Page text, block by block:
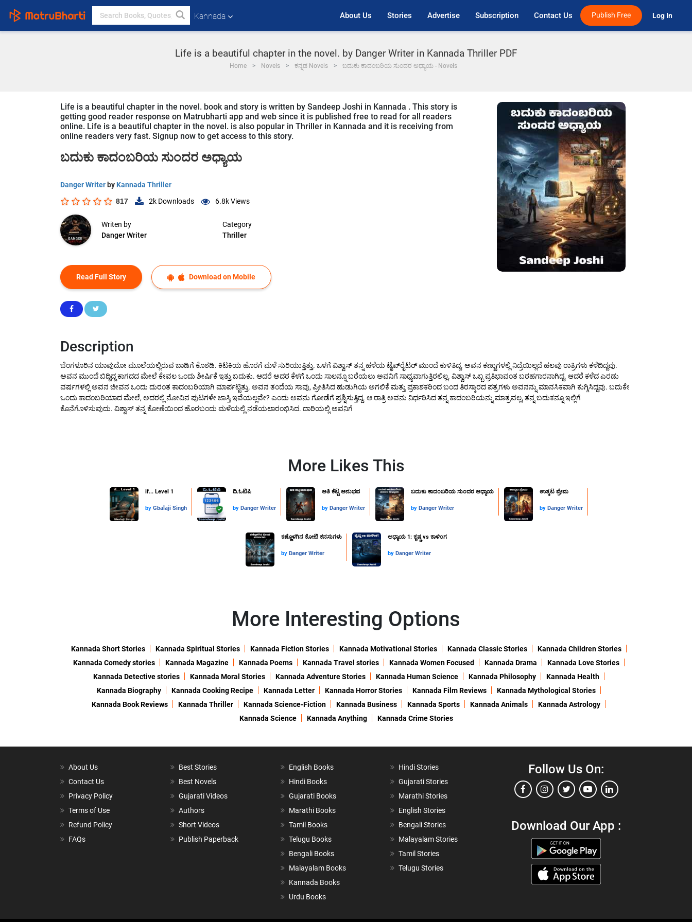
Kannada About Us Stories Advertise Subscription Contact Us Publish Free Log In
Life is a beautiful chapter in the novel. by Danger Writer in Kannada Thriller PDF
Home Novels ಕನ್ನಡ Novels ಬದುಕು ಕಾದಂಬರಿಯ ಸುಂದರ ಅಧ್ಯಾಯ - Novels
Life is a beautiful chapter in the novel. book and story is written by Sandeep Joshi in Kannada . This story is
getting good reader response on Matrubharti app and web since it is published free to read for all readers
online. Life is a beautiful chapter in the novel. is also popular in Thriller in Kannada and it is receiving from
online readers very fast. Signup now to get access to this story.
ಬದುಕು ಕಾದಂಬರಿಯ ಸುಂದರ ಅಧ್ಯಾಯ
Danger Writer by Kannada Thriller
817 2k Downloads 6.8kViews
Writen by
Danger Writer
Category
Thriller
Read Full Story Download on Mobile
Description
ಬೆಂಗಳೂರಿನ ಯಾವುದೋ ಮೂಲೆಯಲ್ಲಿರುವ ಬಾಡಿಗೆ ಕೊಠಡಿ. ಕಿಟಕಿಯ ಹೊರಗೆ ಮಳೆ ಸುರಿಯುತ್ತಿತ್ತು. ಒಳಗೆ ವಿಶ್ವಾಸ್ ತನ್ನ ಹಳೆಯ ಟೈಪ್‌ರೈಟರ್ ಮುಂದೆ ಕುಳಿತಿದ್ದ. ಅವನ ಕಣ್ಣುಗಳಲ್ಲಿ ನಿದ್ರೆಯಿಲ್ಲದೆ ಹಲವು ರಾತ್ರಿಗಳು ಕಳೆದಿದ್ದವು.
ಅವನ ಮುಂದೆ ಬಿದ್ದಿದ್ದ ಕಾಗದದ ಮೇಲೆ ಕೇವಲ ಒಂದು ಶೀರ್ಷಿಕೆ ಇತ್ತು ಬದುಕು. ಆದರೆ ಅದರ ಕೆಳಗೆ ಒಂದು ಸಾಲನ್ನೂ ಬರೆಯಲು ಅವನಿಗೆ ಸಾಧ್ಯವಾಗುತ್ತಿರಲಿಲ್ಲ. ವಿಶ್ವಾಸ್ ಒಬ್ಬ ಪ್ರತಿಭಾವಂತ ಬರಹಗಾರನಾಗಿದ್ದ. ಆದರೆ ಕಳೆದ ಎರಡು
ವರ್ಷಗಳಲ್ಲಿ ಅವನ ಜೀವನ ಒಂದು ದುರಂತ ಕಾದಂಬರಿಯಾಗಿ ಮಾರ್ಪಟ್ಟಿತ್ತು. ಅವನ ತಂದೆಯ ಸಾವು, ಪ್ರೀತಿಸಿದ ಹುಡುಗಿಯ ಅಗಲಿಕೆ ಮತ್ತು ಪ್ರಕಾಶಕರಿಂದ ಬಂದ ತಿರಸ್ಕಾರದ ಪತ್ರಗಳು ಅವನನ್ನು ಮಾನಸಿಕವಾಗಿ ಕುಗ್ಗಿಸಿದ್ದವು. ಬದುಕೇ
ಒಂದು ಕಾದಂಬರಿಯಾದ ಮೇಲೆ, ಅದರಲ್ಲಿ ನೋವಿನ ಪುಟಗಳೇ ಜಾಸ್ತಿ ಇವೆಯಲ್ಲವೇ? ಎಂದು ಅವನು ಗೋಡೆಗೆ ಪ್ರಶ್ನಿಸುತ್ತಿದ್ದ. ಆ ರಾತ್ರಿ ಅವನು ನಿರ್ಧರಿಸಿದ ತನ್ನ ಕಾದಂಬರಿಯನ್ನು ಮಾತ್ರವಲ್ಲ, ತನ್ನ ಬದುಕನ್ನೂ ಇಲ್ಲಿಗೆ
ಕೊನೆಗೊಳಿಸುವುದು. ವಿಶ್ವಾಸ್ ತನ್ನ ಕೋಣೆಯಿಂದ ಹೊರಬಂದು ಮಳೆಯಲ್ಲಿ ನಡೆಯಲಾರಂಭಿಸಿದ. ದಾರಿಯಲ್ಲಿ ಅವನಿಗೆ
More Likes This
if... Level 1
by Gbalaji Singh
ದಿ.ಓಟಿಪಿ
by Danger Writer
ಅತಿ ಕೆಟ್ಟ ಅನುಭವ
by Danger Writer
ಬದುಕು ಕಾದಂಬರಿಯ ಸುಂದರ ಅಧ್ಯಾಯ
by Danger Writer
ಉತ್ಕಟ ಪ್ರೇಮ
by Danger Writer
ಕಣ್ಣೊಳಗಿನ ಕೋಟಿ ಕನಸುಗಳು
by Danger Writer
ಅಧ್ಯಾಯ 1: ಕೃಷ್ಣ vs ಕಾಳಿಂಗ
by Danger Writer
More Interesting Options
Kannada Short Stories Kannada Spiritual Stories Kannada Fiction Stories Kannada Motivational Stories Kannada Classic Stories
Kannada Children Stories
Kannada Comedy stories
Kannada Magazine Kannada Poems Kannada Travel stories Kannada Women Focused Kannada Drama
Kannada Love Stories
Kannada Detective stories
Kannada Moral Stories Kannada Adventure Stories Kannada Human Science Kannada Philosophy
Kannada Health
Kannada Biography
Kannada Cooking Recipe Kannada Letter Kannada Horror Stories Kannada Film Reviews
Kannada Mythological Stories
Kannada Book Reviews
Kannada Thriller Kannada Science-Fiction Kannada Business Kannada Sports Kannada Animals
Kannada Astrology
Kannada Science
Kannada Anything Kannada Crime Stories
About Us
Contact Us
Privacy Policy
Terms of Use
Refund Policy
FAQs
Best Stories
Best Novels
Gujarati Videos
Authors
Short Videos
Publish Paperback
English Books
Hindi Books
Gujarati Books
Marathi Books
Tamil Books
Telugu Books
Bengali Books
Malayalam Books
Kannada Books
Urdu Books
Hindi Stories
Gujarati Stories
Marathi Stories
English Stories
Bengali Stories
Malayalam Stories
Tamil Stories
Telugu Stories
Follow Us On:
Download Our App :